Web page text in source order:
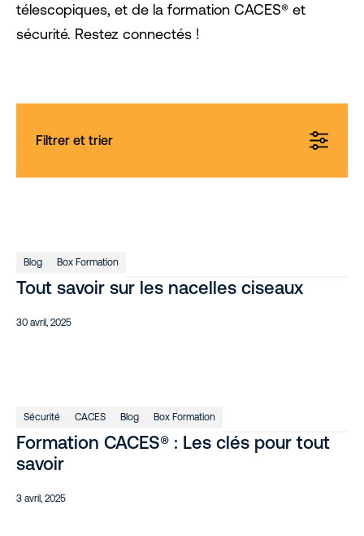
télescopiques, et de la formation CACES® et
sécurité. Restez connectés !
Filtrer et trier
Blog Box Formation
Tout savoir sur les nacelles ciseaux
30 avril, 2025
Sécurité CACES Blog Box Formation
Formation CACES® : Les clés pour tout
savoir
3 avril, 2025